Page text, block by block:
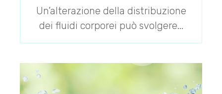
Un’alterazione della distribuzione
dei fluidi corporei può svolgere...